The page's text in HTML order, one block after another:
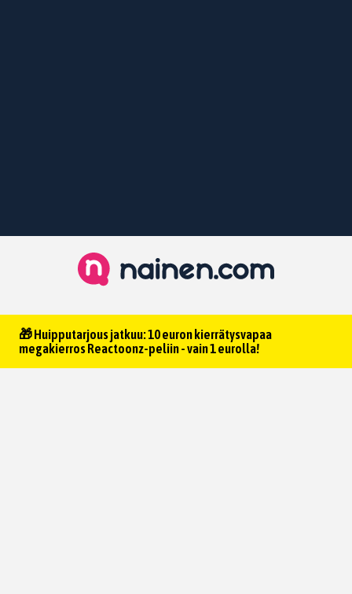
🎁 Huipputarjous jatkuu: 10 euron kierrätysvapaa
megakierros Reactoonz-peliin - vain 1 eurolla!